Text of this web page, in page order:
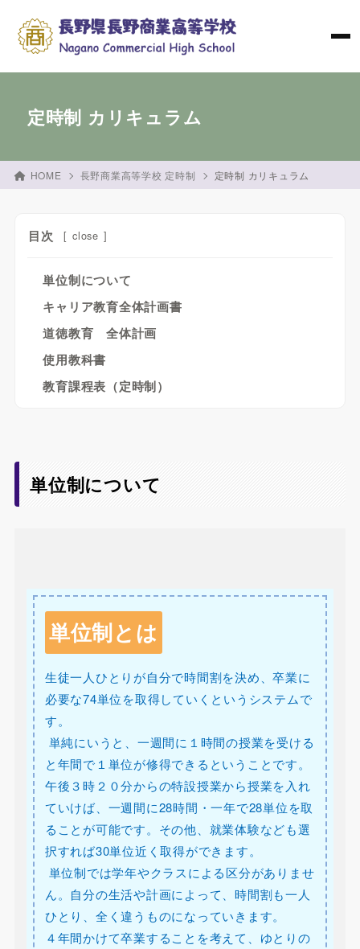
定時制 カリキュラム
HOME 長野商業高等学校 定時制 定時制 カリキュラム
目次 [ close ]
単位制について
キャリア教育全体計画書
道徳教育 全体計画
使用教科書
教育課程表（定時制）
単位制について
単位制とは
生徒一人ひとりが自分で時間割を決め、卒業に
必要な74単位を取得していくというシステムで
す。
単純にいうと、一週間に１時間の授業を受ける
と年間で１単位が修得できるということです。
午後３時２０分からの特設授業から授業を入れ
ていけば、一週間に28時間・一年で28単位を取
ることが可能です。その他、就業体験なども選
択すれば30単位近く取得ができます。
単位制では学年やクラスによる区分がありませ
ん。自分の生活や計画によって、時間割も一人
ひとり、全く違うものになっていきます。
４年間かけて卒業することを考えて、ゆとりの